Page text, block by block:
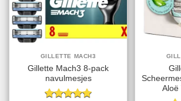
GILLETTE MACH3
Gillette Mach3 8-pack
navulmesjes
Aloë